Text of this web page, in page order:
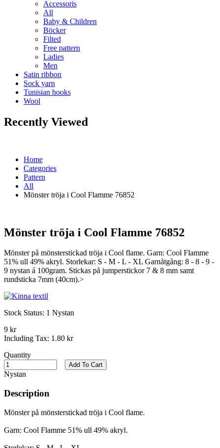
Accessoris
All
Baby & Children
Böcker
Filted
Free pattern
Ladies
Men
Satin ribbon
Sock yarn
Tunisian hooks
Wool
Recently Viewed
Home
Categories
Pattern
All
Mönster tröja i Cool Flamme 76852
Mönster tröja i Cool Flamme 76852
Mönster på mönsterstickad tröja i Cool flame. Garn: Cool Flamme
51% ull 49% akryl. Storlekar: S - M - L - XL Garnåtgång: 8 - 8 - 9 -
9 nystan á 100gram. Stickas på jumperstickor 7 & 8 mm samt
rundsticka 7mm (40cm).>
Stock Status: 1 Nystan
9 kr
Including Tax: 1.80 kr
Quantity
Nystan
Add To Cart
Description
Mönster på mönsterstickad tröja i Cool flame.
Garn: Cool Flamme 51% ull 49% akryl.